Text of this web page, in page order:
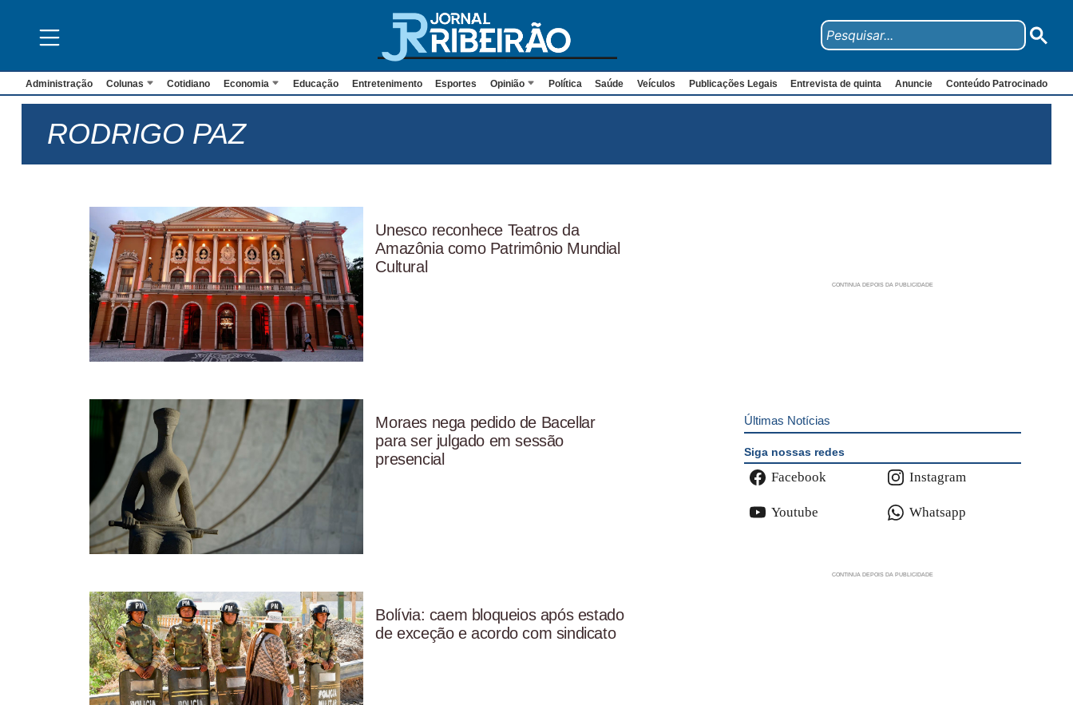
Administração Colunas Cotidiano Economia Educação Entretenimento Esportes Opinião Política Saúde Veículos Publicações Legais Entrevista de quinta Anuncie Conteúdo Patrocinado
RODRIGO PAZ
Unesco reconhece Teatros da
Amazônia como Patrimônio Mundial
Cultural
Moraes nega pedido de Bacellar
para ser julgado em sessão
presencial
Bolívia: caem bloqueios após estado
de exceção e acordo com sindicato
Últimas Notícias
Siga nossas redes
Facebook Instagram
Youtube Whatsapp